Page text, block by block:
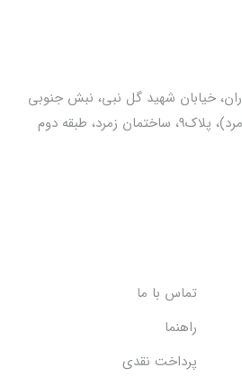
خیابان شهید گل نبی، نبش جنوبی
زمرد، طبقه دوم
تماس با ما
راهنما
پرداخت نقدی